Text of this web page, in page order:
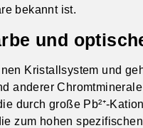
bekannt ist.
und
Kristallsystem und
anderer
durch große Pb²⁺-
zum hohen